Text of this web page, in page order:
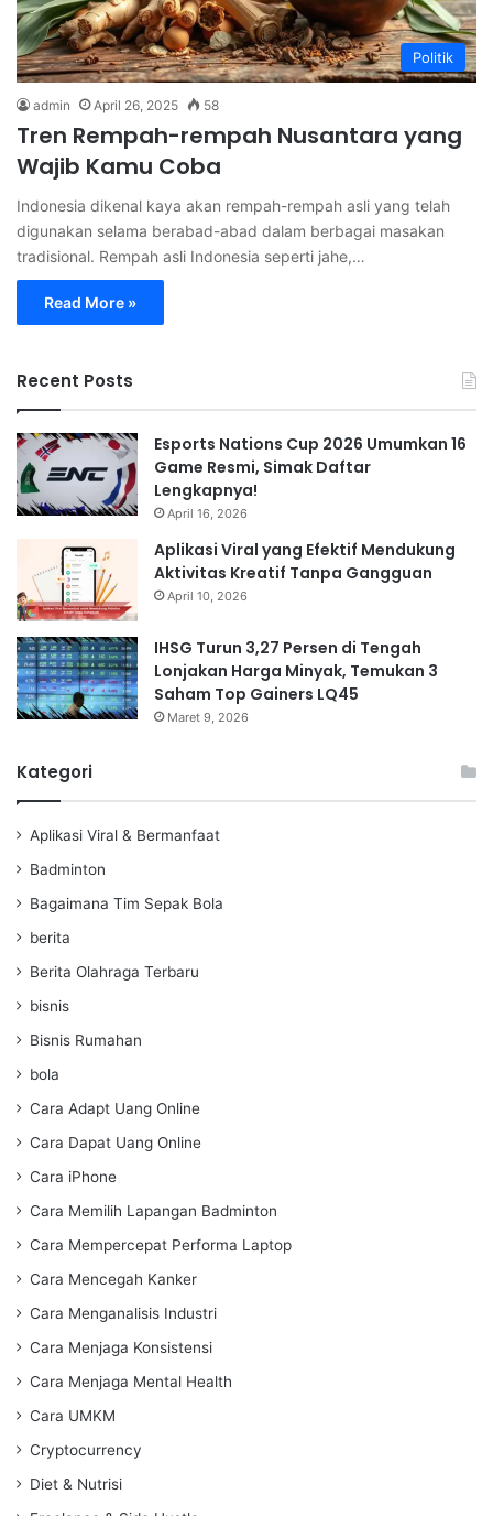
Politik
admin April 26, 2025 58
Tren Rempah-rempah Nusantara yang
Wajib Kamu Coba
Indonesia dikenal kaya akan rempah-rempah asli yang telah
digunakan selama berabad-abad dalam berbagai masakan
tradisional. Rempah asli Indonesia seperti jahe,…
Read More »
Recent Posts
Esports Nations Cup 2026 Umumkan 16
Game Resmi, Simak Daftar
Lengkapnya!
April 16, 2026
Aplikasi Viral yang Efektif Mendukung
Aktivitas Kreatif Tanpa Gangguan
April 10, 2026
IHSG Turun 3,27 Persen di Tengah
Lonjakan Harga Minyak, Temukan 3
Saham Top Gainers LQ45
Maret 9, 2026
Kategori
Aplikasi Viral & Bermanfaat
Badminton
Bagaimana Tim Sepak Bola
berita
Berita Olahraga Terbaru
bisnis
Bisnis Rumahan
bola
Cara Adapt Uang Online
Cara Dapat Uang Online
Cara iPhone
Cara Memilih Lapangan Badminton
Cara Mempercepat Performa Laptop
Cara Mencegah Kanker
Cara Menganalisis Industri
Cara Menjaga Konsistensi
Cara Menjaga Mental Health
Cara UMKM
Cryptocurrency
Diet & Nutrisi